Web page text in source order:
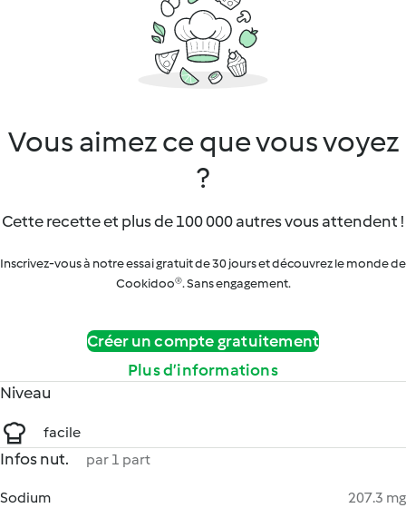
Vous aimez ce que vous voyez
?
Cette recette et plus de 100 000 autres vous attendent !
Inscrivez-vous à notre essai gratuit de 30 jours et découvrez le monde de
Cookidoo®. Sans engagement.
Créer un compte gratuitement
Plus d’informations
Niveau
facile
Infos nut. par 1 part
Sodium
207.3 mg